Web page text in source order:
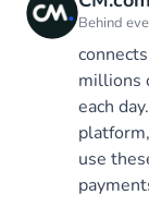
Behind
millions
each
use